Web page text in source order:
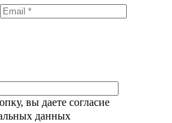
вы даете согласие
данных